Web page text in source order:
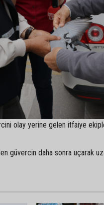
olay yerine gelen itfaiye
güvercin daha sonra uçarak